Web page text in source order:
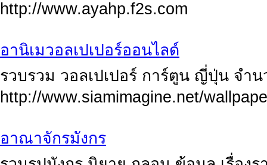
http://www.ayahp.f2s.com
อานิเมวอลเปเปอร์ออนไลด์
รวบรวม วอลเปเปอร์ การ์ตูน ญี่ปุ่น จำ
http://www.siamimagine.net/
อาณาจักรมังกร